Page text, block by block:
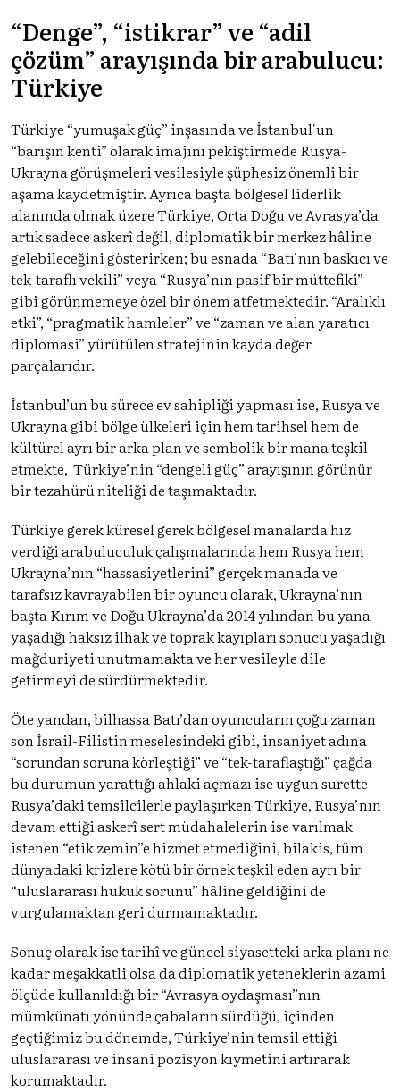
“Denge”, “istikrar” ve “adil
çözüm” arayışında bir arabulucu:
Türkiye
Türkiye “yumuşak güç” inşasında ve İstanbul'un
“barışın kenti” olarak imajını pekiştirmede Rusya-
Ukrayna görüşmeleri vesilesiyle şüphesiz önemli bir
aşama kaydetmiştir. Ayrıca başta bölgesel liderlik
alanında olmak üzere Türkiye, Orta Doğu ve Avrasya’da
artık sadece askerî değil, diplomatik bir merkez hâline
gelebileceğini gösterirken; bu esnada “Batı’nın baskıcı ve
tek-taraflı vekili” veya “Rusya’nın pasif bir müttefiki”
gibi görünmemeye özel bir önem atfetmektedir. “Aralıklı
etki”, “pragmatik hamleler” ve “zaman ve alan yaratıcı
diplomasi” yürütülen stratejinin kayda değer
parçalarıdır.
İstanbul’un bu sürece ev sahipliği yapması ise, Rusya ve
Ukrayna gibi bölge ülkeleri için hem tarihsel hem de
kültürel ayrı bir arka plan ve sembolik bir mana teşkil
etmekte, Türkiye’nin “dengeli güç” arayışının görünür
bir tezahürü niteliği de taşımaktadır.
Türkiye gerek küresel gerek bölgesel manalarda hız
verdiği arabuluculuk çalışmalarında hem Rusya hem
Ukrayna’nın “hassasiyetlerini” gerçek manada ve
tarafsız kavrayabilen bir oyuncu olarak, Ukrayna’nın
başta Kırım ve Doğu Ukrayna’da 2014 yılından bu yana
yaşadığı haksız ilhak ve toprak kayıpları sonucu yaşadığı
mağduriyeti unutmamakta ve her vesileyle dile
getirmeyi de sürdürmektedir.
Öte yandan, bilhassa Batı’dan oyuncuların çoğu zaman
son İsrail-Filistin meselesindeki gibi, insaniyet adına
“sorundan soruna körleştiği” ve “tek-taraflaştığı” çağda
bu durumun yarattığı ahlaki açmazı ise uygun surette
Rusya’daki temsilcilerle paylaşırken Türkiye, Rusya’nın
devam ettiği askerî sert müdahalelerin ise varılmak
istenen “etik zemin”e hizmet etmediğini, bilakis, tüm
dünyadaki krizlere kötü bir örnek teşkil eden ayrı bir
“uluslararası hukuk sorunu” hâline geldiğini de
vurgulamaktan geri durmamaktadır.
Sonuç olarak ise tarihî ve güncel siyasetteki arka planı ne
kadar meşakkatli olsa da diplomatik yeteneklerin azami
ölçüde kullanıldığı bir “Avrasya oydaşması”nın
mümkünatı yönünde çabaların sürdüğü, içinden
geçtiğimiz bu dönemde, Türkiye’nin temsil ettiği
uluslararası ve insani pozisyon kıymetini artırarak
korumaktadır.